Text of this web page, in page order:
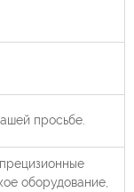
просьбе.
оборудование,